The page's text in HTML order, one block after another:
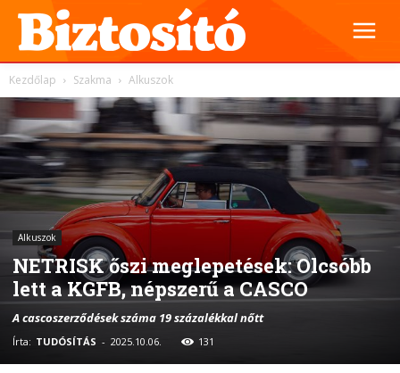
Kezdőlap Szakma Alkuszok
Alkuszok
NETRISK őszi meglepetések: Olcsóbb
lett a KGFB, népszerű a CASCO
A cascoszerződések száma 19 százalékkal nőtt
Írta: TUDÓSÍTÁS - 2025.10.06. 131